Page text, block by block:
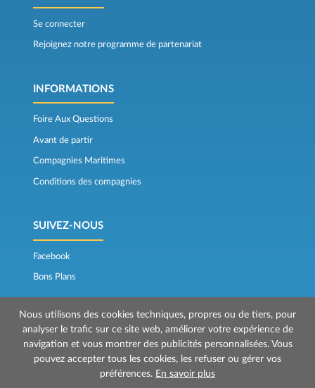
Se connecter
Rejoignez notre programme de partenariat
INFORMATIONS
Foire Aux Questions
Avant de partir
Compagnies Maritimes
Conditions des compagnies
SUIVEZ-NOUS
Facebook
Bons Plans
© 2026 Mr Ferry est géré par Prenotazioni24 s.r.l.
Nous utilisons des cookies techniques, propres ou de tiers, pour
analyser le trafic sur ce site web, améliorer votre expérience de
navigation et vous montrer des publicités personnalisées. Vous
pouvez accepter tous les cookies, les refuser ou gérer vos
préférences. En savoir plus